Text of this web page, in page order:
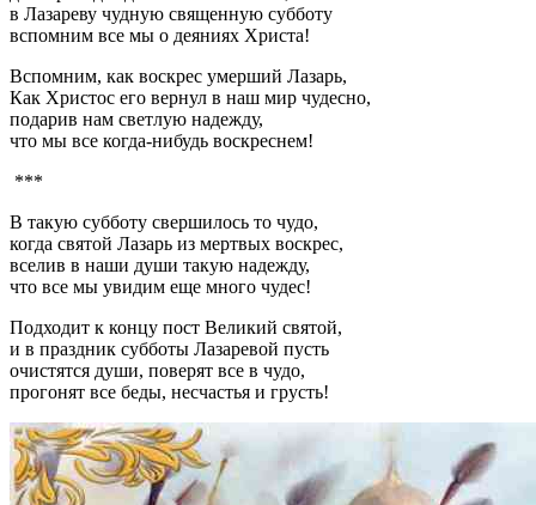
в Лазареву чудную священную субботу
вспомним все мы о деяниях Христа!
Вспомним, как воскрес умерший Лазарь,
Как Христос его вернул в наш мир чудесно,
подарив нам светлую надежду,
что мы все когда-нибудь воскреснем!
***
В такую субботу свершилось то чудо,
когда святой Лазарь из мертвых воскрес,
вселив в наши души такую надежду,
что все мы увидим еще много чудес!
Подходит к концу пост Великий святой,
и в праздник субботы Лазаревой пусть
очистятся души, поверят все в чудо,
прогонят все беды, несчастья и грусть!